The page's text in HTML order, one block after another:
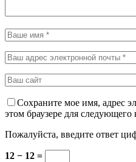
Сохраните мое имя, адрес
этом браузере для следующего
Пожалуйста, введите ответ
12 − 12 =